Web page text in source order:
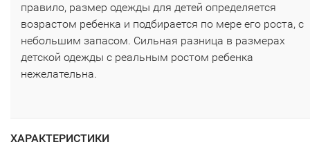
правило, размер одежды для детей определяется
возрастом ребенка и подбирается по мере его роста, с
небольшим запасом. Сильная разница в размерах
детской одежды с реальным ростом ребенка
нежелательна.
ХАРАКТЕРИСТИКИ